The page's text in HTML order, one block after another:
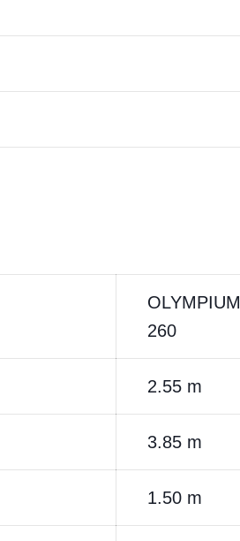
OLYMPIUM
260
2.55 m
3.85 m
1.50 m